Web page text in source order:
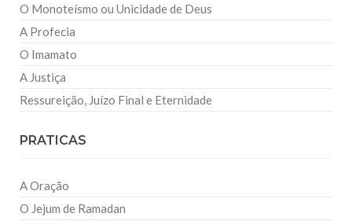
O Monoteísmo ou Unicidade de Deus
A Profecia
O Imamato
A Justiça
Ressureição, Juízo Final e Eternidade
PRATICAS
A Oração
O Jejum de Ramadan